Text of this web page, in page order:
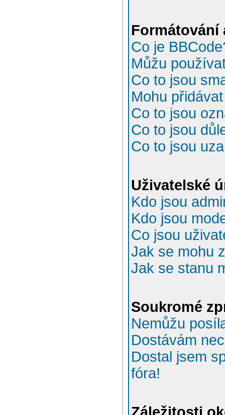
Formátování
Co je
Můžu
Co to jsou
Mohu
Co to jsou
Co to jsou
Co to jsou
Uživatelské
Kdo jsou
Kdo jsou
Co jsou
Jak se mohu
Jak se stanu
Soukromé
Nemůžu
Dostávám
Dostal jsem
fóra!